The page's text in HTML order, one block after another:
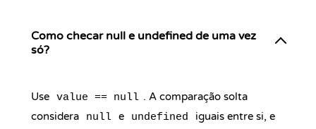
Como checar null e undefined de uma vez
só?
Use value == null . A comparação solta
considera
null e undefined
iguais entre si, e